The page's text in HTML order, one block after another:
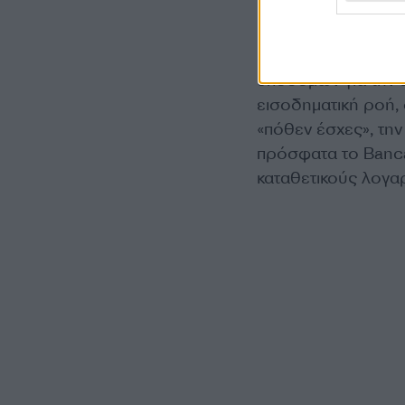
εποπτικά αυστηρό
υποδομών για την
εισοδηματική
«πόθεν έσχες»,
πρόσφατα το
καταθετικούς